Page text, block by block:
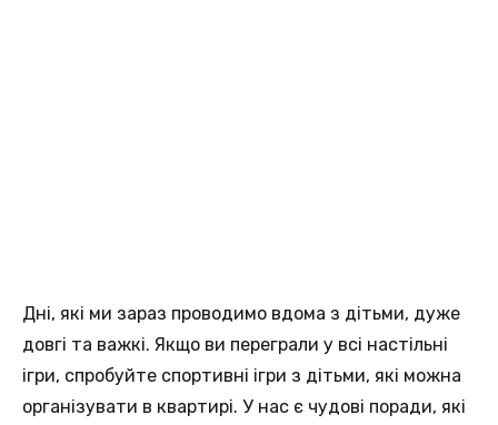
Дні, які ми зараз проводимо вдома з дітьми, дуже
довгі та важкі. Якщо ви переграли у всі настільні
ігри, спробуйте спортивні ігри з дітьми, які можна
організувати в квартирі. У нас є чудові поради, які